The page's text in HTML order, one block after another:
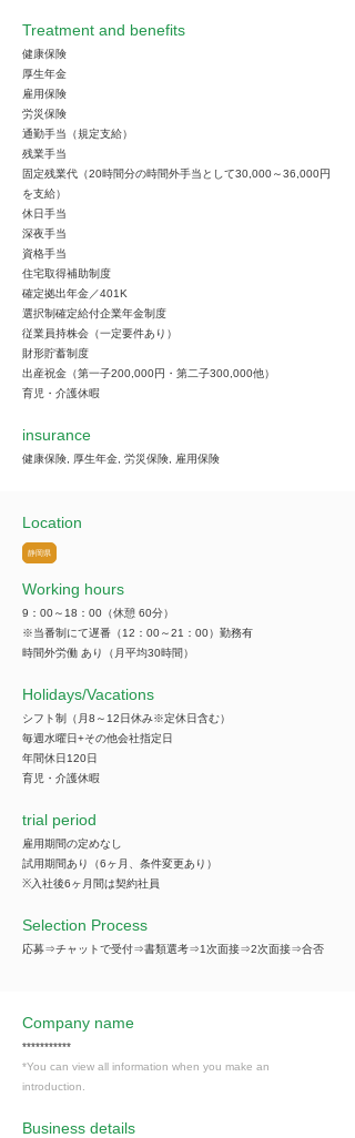
Treatment and benefits
健康保険
厚生年金
雇用保険
労災保険
通勤手当（規定支給）
残業手当
固定残業代（20時間分の時間外手当として30,000～36,000円
を支給）
休日手当
深夜手当
資格手当
住宅取得補助制度
確定拠出年金／401K
選択制確定給付企業年金制度
従業員持株会（一定要件あり）
財形貯蓄制度
出産祝金（第一子200,000円・第二子300,000他）
育児・介護休暇
insurance
健康保険, 厚生年金, 労災保険, 雇用保険
Location
静岡県
Working hours
9：00～18：00（休憩 60分）
※当番制にて遅番（12：00～21：00）勤務有
時間外労働 あり（月平均30時間）
​Holidays/Vacations
シフト制（月8～12日休み※定休日含む）
毎週水曜日+その他会社指定日
年間休日120日
育児・介護休暇
trial period
雇用期間の定めなし
試用期間あり（6ヶ月、条件変更あり）
※入社後6ヶ月間は契約社員
Selection Process
応募⇒チャットで受付⇒書類選考⇒1次面接⇒2次面接⇒合否
Company name
***********
*You can view all information when you make an
introduction.
​Business details